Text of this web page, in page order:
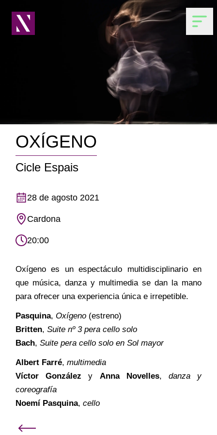
OXÍGENO
Cicle Espais
28 de agosto 2021
Cardona
20:00
Oxígeno es un espectáculo multidisciplinario en
que música, danza y multimedia se dan la mano
para ofrecer una experiencia única e irrepetible.
Pasquina, Oxígeno (estreno)
Britten, Suite nº 3 pera cello solo
Bach, Suite pera cello solo en Sol mayor
Albert Farré, multimedia
Víctor González y Anna Novelles, danza y
coreografía
Noemí Pasquina, cello